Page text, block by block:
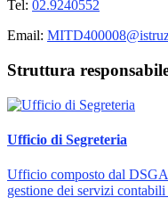
Tel: 02.9240552
Email:
Struttura
Ufficio di Segreteria
Ufficio composto dal
gestione dei servizi